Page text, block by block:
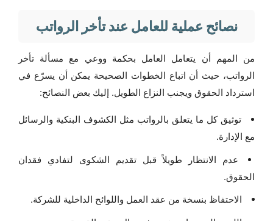
نصائح عملية للعامل عند تأخر الرواتب
من المهم أن يتعامل العامل بحكمة ووعي مع مسألة تأخر
الرواتب، حيث أن اتباع الخطوات الصحيحة يمكن أن يسرّع في
استرداد الحقوق ويجنب النزاع الطويل. إليك بعض النصائح:
توثيق كل ما يتعلق بالرواتب مثل الكشوف البنكية والرسائل
مع الإدارة.
عدم الانتظار طويلاً قبل تقديم الشكوى لتفادي فقدان
الحقوق.
الاحتفاظ بنسخة من عقد العمل واللوائح الداخلية للشركة.